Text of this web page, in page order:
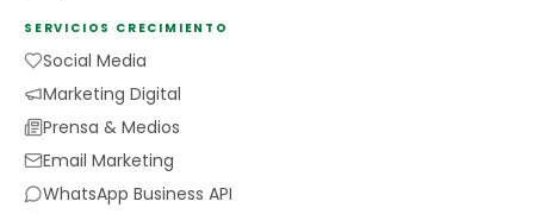
SERVICIOS CRECIMIENTO
Social Media
Marketing Digital
Prensa & Medios
Email Marketing
WhatsApp Business API